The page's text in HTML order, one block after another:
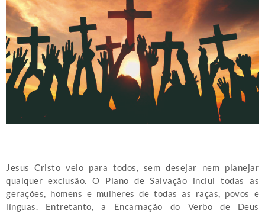
Jesus Cristo veio para todos, sem desejar nem planejar
qualquer exclusão. O Plano de Salvação inclui todas as
gerações, homens e mulheres de todas as raças, povos e
línguas. Entretanto, a Encarnação do Verbo de Deus